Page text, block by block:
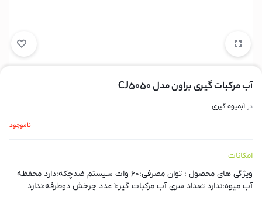
آب مرکبات گیری براون مدل CJ5050
درآبمیوه گیری
ناموجود
امکانات
ویژگی های محصول : توان مصرفی:۶۰ وات سیستم ضدچکه:دارد محفظه
آب میوه:ندارد تعداد سری آب مرکبات گیر:۱ عدد چرخش دوطرفه:ندارد